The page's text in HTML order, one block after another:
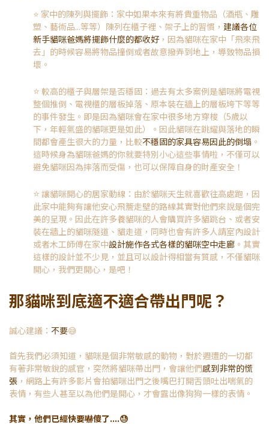
⭐️ 家中的陳列與擺飾：家中如果本來有將貴重物品（酒瓶、雕
塑、藝術品...等等）陳列在櫃子裡、架子上的習慣， 建議各位
新手貓咪爸媽將擺飾什麼的都收好，因為貓咪在家中「飛來飛
去」的時候容易將物品撞倒或者故意撥弄到地上，導致物品損
壞。
⭐️ 較高的櫃子與層架是否穩固：過去有太多案例是貓咪將電視
整個推倒、電視櫃的層板掉落、原本裝在牆上的層板垮下等等
的事件發生。即是因為貓咪會在家中很多地方穿梭（5歲以
下，年輕氣盛的貓咪更是如此）。因此貓咪在跳耀與落地的瞬
間都會產生很大的力量，比較不穩固的家具容易因此的倒塌 。
這時候身為貓咪爸媽的你就要特別小心這些事情啦，不僅可以
避免貓咪因為摔落而受傷，也可以保障自身的財產安全！
⭐️ 讓貓咪開心的居家動線：由於貓咪天生就喜歡往高處跑，因
此家中能夠有讓他安心飛簷走壁的路線其實對他們來說是個完
美的呈現。因此在許多養貓咪的人會購買許多貓跳台、或者安
裝在牆上的貓咪隧道、貓走道，同時也會有許多人請室內設計
或者木工師傅在家中設計施作各式各樣的貓咪空中走廊 。其實
這樣的設計並不少見，並且可以設計得相當有質感，不僅貓咪
開心，我們更開心，是吧！
那貓咪到底適不適合帶出門呢？
誠心建議： 不要😅
首先我們必須知道，貓咪是個非常敏感的動物，對於週遭的一切都
有著非常敏銳的感官，突然將貓咪帶出門，會讓他們感到非常的慌
張 ，網路上有許多影片會拍貓咪出門之後嘴巴打開舌頭吐出喘氣的
表情，有些人甚至以為他們是開心，才會露出像狗狗一樣的表情。
其實，他們已經快要嚇傻了....😓